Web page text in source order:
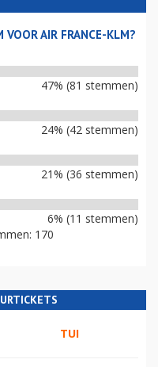
VOOR AIR FRANCE-KLM?
47% (81 stemmen)
24% (42 stemmen)
21% (36 stemmen)
6% (11 stemmen)
170
TUI